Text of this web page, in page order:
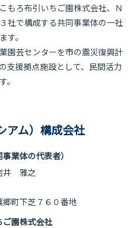
もろ布引いちご園株式会社、Ｎ
社で構成する共同事業体の一社
す。
園芸センターを市の震災復興計
支援拠点施設として、民間活力
。
アム）構成会社
業体の代表者）
雅之
下芝７６０番地
ご園株式会社